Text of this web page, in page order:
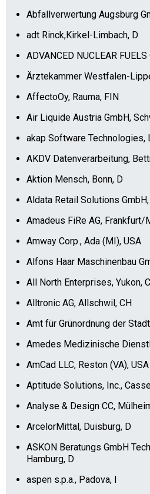
Abfallverwertung Augsburg
adt Rinck,Kirkel-Limbach, D
ADVANCED NUCLEAR
Ärztekammer Westfalen-
AffectoOy, Rauma, FIN
Air Liquide Austria GmbH,
akap Software Technologies,
AKDV Datenverarbeitung,
Aktion Mensch, Bonn, D
Aldata Retail Solutions
Amadeus FiRe AG, Frankfurt/
Amway Corp., Ada (MI), USA
Alfons Haar Maschinenbau
All North Enterprises, Yukon,
Alltronic AG, Allschwil, CH
Amt für Grünordnung der
Amedes Medizinische
AmCad LLC, Reston (VA), USA
Aptitude Solutions, Inc.,
Analyse & Design CC,
ArcelorMittal, Duisburg, D
‍ASKON Beratungs GmbH
Hamburg, D
aspen s.p.a., Padova, I